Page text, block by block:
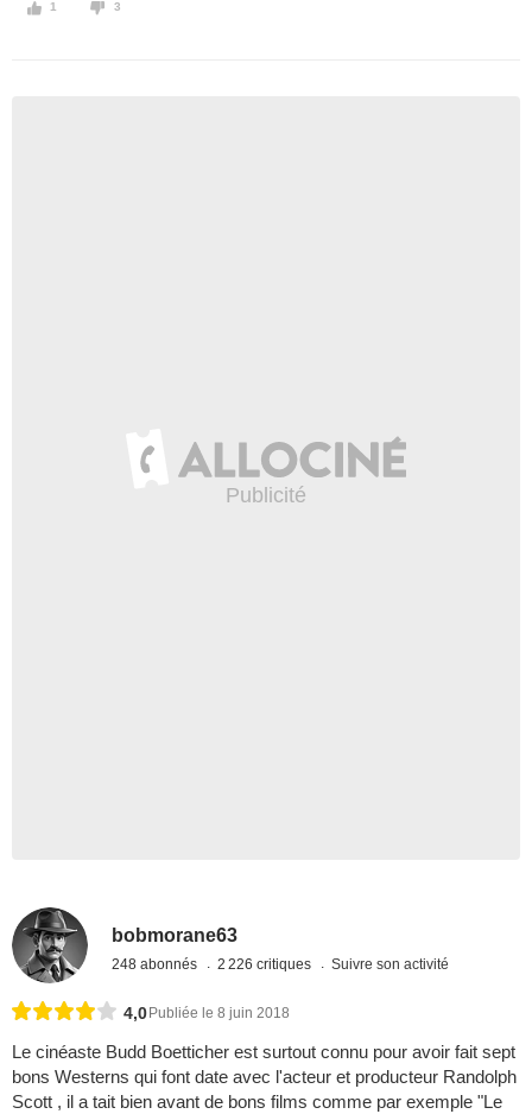
1 3
bobmorane63
248 abonnés 2 226 critiques Suivre son activité
4,0 Publiée le 8 juin 2018
Le cinéaste Budd Boetticher est surtout connu pour avoir fait sept
bons Westerns qui font date avec l'acteur et producteur Randolph
Scott , il a tait bien avant de bons films comme par exemple "Le